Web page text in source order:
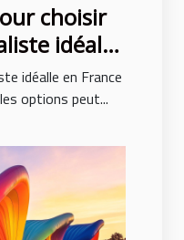
choisir
idéale
idéalle en France
options peut...